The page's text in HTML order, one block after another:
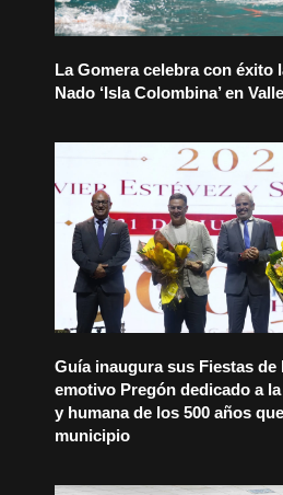
La Gomera celebra con éxito
Nado ‘Isla Colombina’ en
Guía inaugura sus Fiestas de
emotivo Pregón dedicado a
y humana de los 500 años
municipio